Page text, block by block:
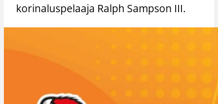
korinaluspelaaja Ralph Sampson III.